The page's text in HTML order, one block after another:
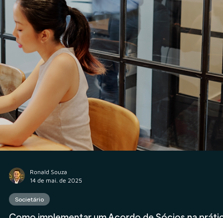
Ronald Souza
14 de mai. de 2025